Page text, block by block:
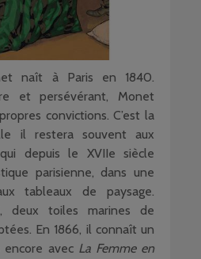
naît à Paris en 1840.
et persévérant, Monet
convictions. C’est la
il restera souvent aux
depuis le XVIIe siècle
parisienne, dans une
tableaux de paysage.
deux toiles marines de
En 1866, il connaît un
encore avec La Femme en